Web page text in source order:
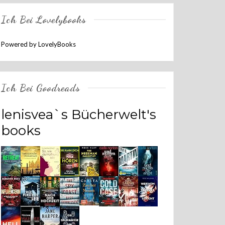
Ich Bei Lovelybooks
Powered by LovelyBooks
Ich Bei Goodreads
lenisvea`s Bücherwelt's
books